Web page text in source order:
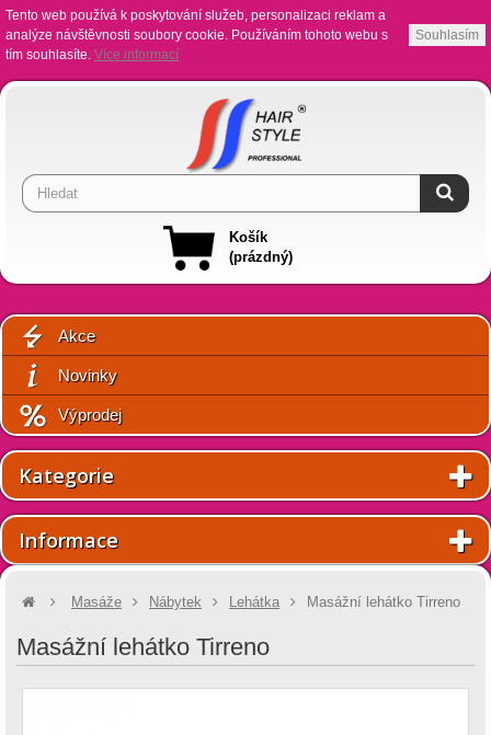
Tento web používá k poskytování služeb, personalizaci reklam a
analýze návštěvnosti soubory cookie. Používáním tohoto webu s
tím souhlasíte. Více informací
Souhlasím
Košík
(prázdný)
Akce
Novinky
Výprodej
Kategorie
Informace
Masáže Nábytek Lehátka Masážní lehátko Tirreno
Masážní lehátko Tirreno